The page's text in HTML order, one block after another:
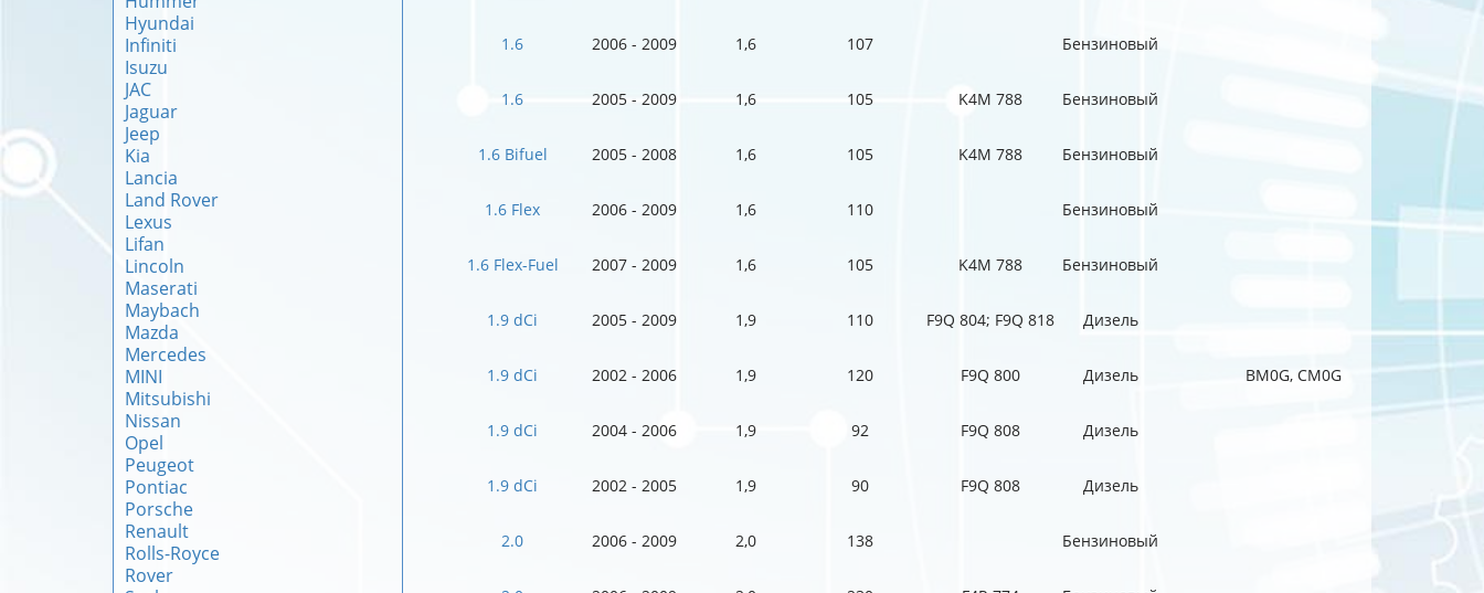
Hyundai
Infiniti
Isuzu
JAC
Jaguar
Jeep
Kia
Lancia
Land Rover
Lexus
Lifan
Lincoln
Maserati
Maybach
Mazda
Mercedes
MINI
Mitsubishi
Nissan
Opel
Peugeot
Pontiac
Porsche
Renault
Rolls-Royce
Rover
1.6 2006 - 2009 1,6 107 Бензиновый
1.6 2005 - 2009 1,6 105 K4M 788 Бензиновый
1.6 Bifuel 2005 - 2008 1,6 105 K4M 788 Бензиновый
1.6 Flex 2006 - 2009 1,6 110 Бензиновый
1.6 Flex-Fuel 2007 - 2009 1,6 105 K4M 788 Бензиновый
1.9 dCi 2005 - 2009 1,9 110 F9Q 804; F9Q 818 Дизель
1.9 dCi 2002 - 2006 1,9 120 F9Q 800 Дизель BM0G, CM0G
1.9 dCi 2004 - 2006 1,9 92 F9Q 808 Дизель
1.9 dCi 2002 - 2005 1,9 90 F9Q 808 Дизель
2.0 2006 - 2009 2,0 138 Бензиновый